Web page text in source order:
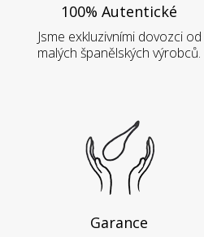
100% Autentické
Jsme exkluzivními dovozci od
malých španělských výrobců.
Garance